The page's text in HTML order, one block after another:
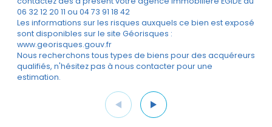
06 32 12 20 11 ou 04 73 91 18 42
Les informations sur les risques auxquels ce bien est exposé
sont disponibles sur le site Géorisques :
www.georisques.gouv.fr
Nous recherchons tous types de biens pour des acquéreurs
qualifiés, n'hésitez pas à nous contacter pour une
estimation.